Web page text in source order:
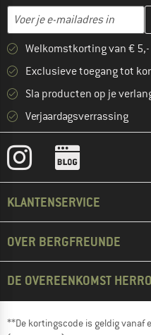
E-mailadres
Vul je e-mailadres hier in en
Welkomstkorting van €
Exclusieve toegang tot
Sla producten op je
Verjaardagsverrassing
KLANTENSERVICE
OVER BERGFREUNDE
DE OVEREENKOMST
**De kortingscode is geldig vanaf